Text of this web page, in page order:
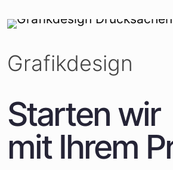
Grafikdesign
Starten wir
mit Ihrem